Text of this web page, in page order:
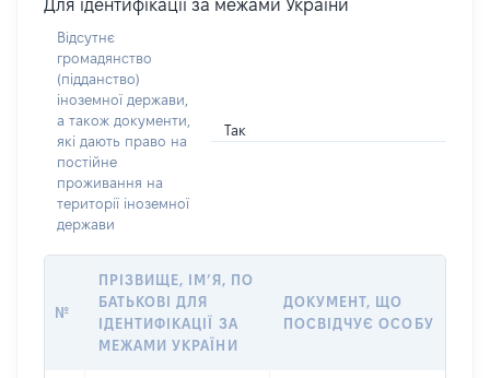
Для ідентифікації за межами України
Відсутнє
громадянство
(підданство)
іноземної держави,
а також документи,
які дають право на
постійне
проживання на
території іноземної
держави
Так
№
ПРІЗВИЩЕ, ІМ’Я, ПО
БАТЬКОВІ ДЛЯ
ІДЕНТИФІКАЦІЇ ЗА
МЕЖАМИ УКРАЇНИ
ДОКУМЕНТ, ЩО
ПОСВІДЧУЄ ОСОБУ